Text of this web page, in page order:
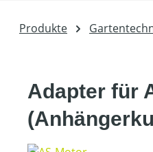
Produkte
Adapter für